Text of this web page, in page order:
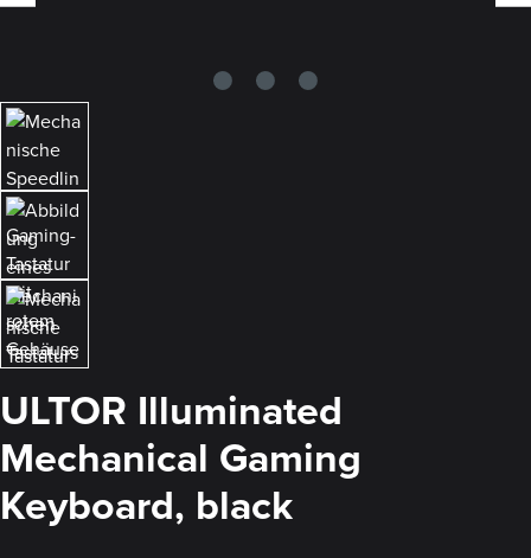
ULTOR Illuminated
Mechanical Gaming
Keyboard, black